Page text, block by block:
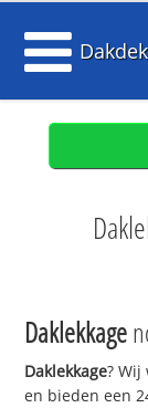
Daklekkage
Daklekkage?
en bieden een